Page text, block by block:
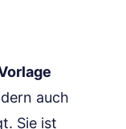
auch
Sie ist